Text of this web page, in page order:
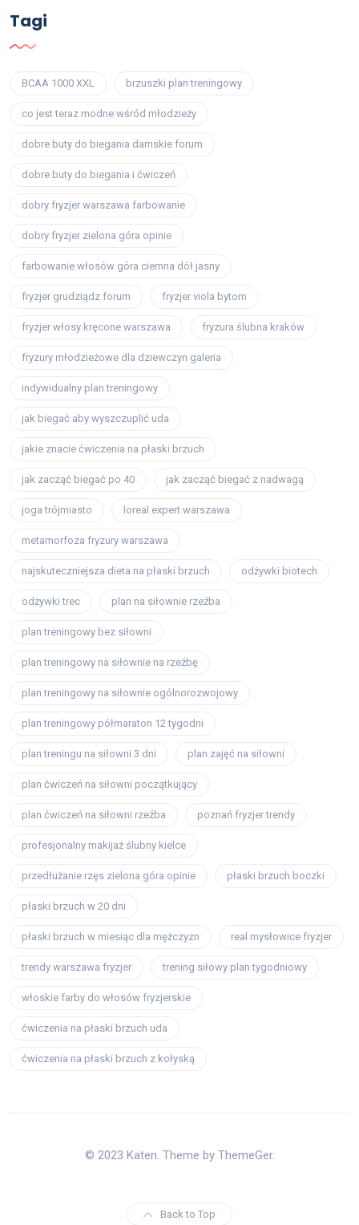
Tagi
BCAA 1000 XXL brzuszki plan treningowy
co jest teraz modne wśród młodzieży
dobre buty do biegania damskie forum
dobre buty do biegania i ćwiczeń
dobry fryzjer warszawa farbowanie
dobry fryzjer zielona góra opinie
farbowanie włosów góra ciemna dół jasny
fryzjer grudziądz forum fryzjer viola bytom
fryzjer włosy kręcone warszawa fryzura ślubna kraków
fryzury młodzieżowe dla dziewczyn galeria
indywidualny plan treningowy
jak biegać aby wyszczuplić uda
jakie znacie ćwiczenia na płaski brzuch
jak zacząć biegać po 40 jak zacząć biegać z nadwagą
joga trójmiasto loreal expert warszawa
metamorfoza fryzury warszawa
najskuteczniejsza dieta na płaski brzuch odżywki biotech
odżywki trec plan na siłownie rzeźba
plan treningowy bez siłowni
plan treningowy na siłownie na rzeźbę
plan treningowy na siłownie ogólnorozwojowy
plan treningowy półmaraton 12 tygodni
plan treningu na siłowni 3 dni plan zajęć na siłowni
plan ćwiczeń na siłowni początkujący
plan ćwiczeń na siłowni rzeźba poznań fryzjer trendy
profesjonalny makijaż ślubny kielce
przedłużanie rzęs zielona góra opinie płaski brzuch boczki
płaski brzuch w 20 dni
płaski brzuch w miesiąc dla mężczyzn real mysłowice fryzjer
trendy warszawa fryzjer trening siłowy plan tygodniowy
włoskie farby do włosów fryzjerskie
ćwiczenia na płaski brzuch uda
ćwiczenia na płaski brzuch z kołyską
© 2023 Katen. Theme by ThemeGer.
Back to Top